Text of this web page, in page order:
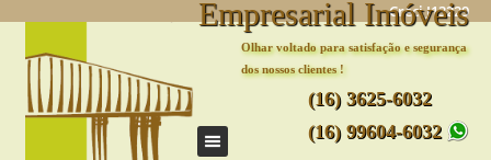
Creci J13229
Empresarial Imóveis
Olhar voltado para satisfação e segurança
dos nossos clientes !
(16) 3625-6032
(16) 99604-6032